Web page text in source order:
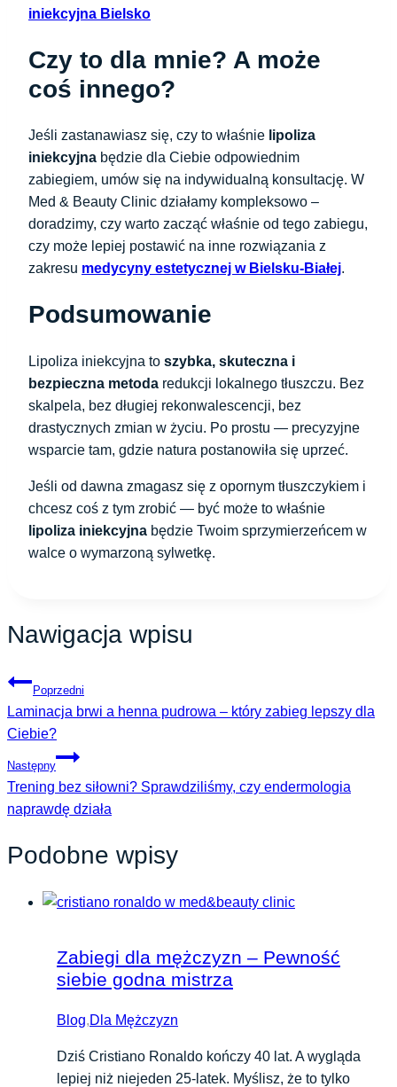
iniekcyjna Bielsko
Czy to dla mnie? A może
coś innego?
Jeśli zastanawiasz się, czy to właśnie lipoliza
iniekcyjna będzie dla Ciebie odpowiednim
zabiegiem, umów się na indywidualną konsultację. W
Med & Beauty Clinic działamy kompleksowo –
doradzimy, czy warto zacząć właśnie od tego zabiegu,
czy może lepiej postawić na inne rozwiązania z
zakresu medycyny estetycznej w Bielsku-Białej.
Podsumowanie
Lipoliza iniekcyjna to szybka, skuteczna i
bezpieczna metoda redukcji lokalnego tłuszczu. Bez
skalpela, bez długiej rekonwalescencji, bez
drastycznych zmian w życiu. Po prostu — precyzyjne
wsparcie tam, gdzie natura postanowiła się uprzeć.
Jeśli od dawna zmagasz się z opornym tłuszczykiem i
chcesz coś z tym zrobić — być może to właśnie
lipoliza iniekcyjna będzie Twoim sprzymierzeńcem w
walce o wymarzoną sylwetkę.
Nawigacja wpisu
Poprzedni
Laminacja brwi a henna pudrowa – który zabieg lepszy dla
Ciebie?
Następny
Trening bez siłowni? Sprawdziliśmy, czy endermologia
naprawdę działa
Podobne wpisy
Zabiegi dla mężczyzn – Pewność
siebie godna mistrza
Blog,Dla Mężczyzn
Dziś Cristiano Ronaldo kończy 40 lat. A wygląda
lepiej niż niejeden 25-latek. Myślisz, że to tylko